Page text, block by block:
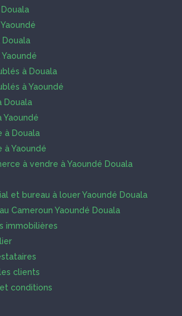
à Douala
à Yaoundé
Douala
Yaoundé
à Douala
à Yaoundé
à vendre à Yaoundé Douala
et bureau à louer Yaoundé Douala
Cameroun Yaoundé Douala
immobilières
clients
conditions